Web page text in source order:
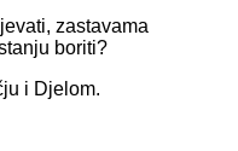
zastavama
boriti?
i Djelom.